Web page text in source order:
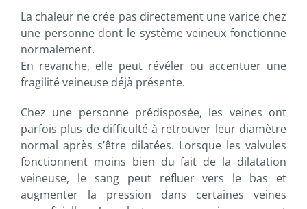
La chaleur ne crée pas directement une varice chez
une personne dont le système veineux fonctionne
normalement.
En revanche, elle peut révéler ou accentuer une
fragilité veineuse déjà présente.
Chez une personne prédisposée, les veines ont
parfois plus de difficulté à retrouver leur diamètre
normal après s’être dilatées. Lorsque les valvules
fonctionnent moins bien du fait de la dilatation
veineuse, le sang peut refluer vers le bas et
augmenter la pression dans certaines veines